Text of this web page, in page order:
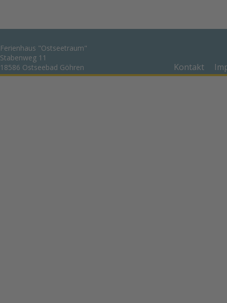
Kontakt
Ferienhaus "Ostseetraum"
Stabenweg 11
18586 Ostseebad Göhren